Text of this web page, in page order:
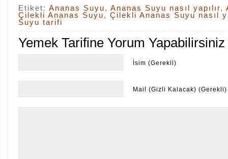
Etiket: Ananas Suyu, Ananas Suyu nasıl yapılır,
Çilekli Ananas Suyu, Çilekli Ananas Suyu nasıl
Suyu tarifi
Yemek Tarifine Yorum Yapabilirsiniz
İsim (Gerekli)
Mail (Gizli Kalacak) (Gerekli)